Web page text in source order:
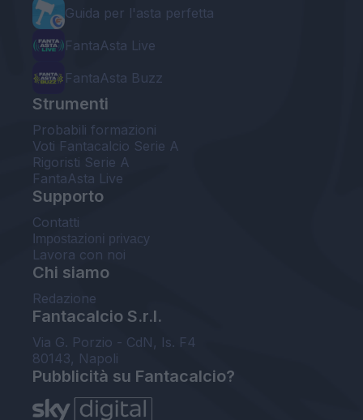
Guida per l'asta perfetta
FantaAsta Live
FantaAsta Buzz
Strumenti
Probabili formazioni
Voti Fantacalcio Serie A
Rigoristi Serie A
FantaAsta Live
Supporto
Contatti
Impostazioni privacy
Lavora con noi
Chi siamo
Redazione
Fantacalcio S.r.l.
Via G. Porzio - CdN, Is. F4
80143, Napoli
Pubblicità su Fantacalcio?